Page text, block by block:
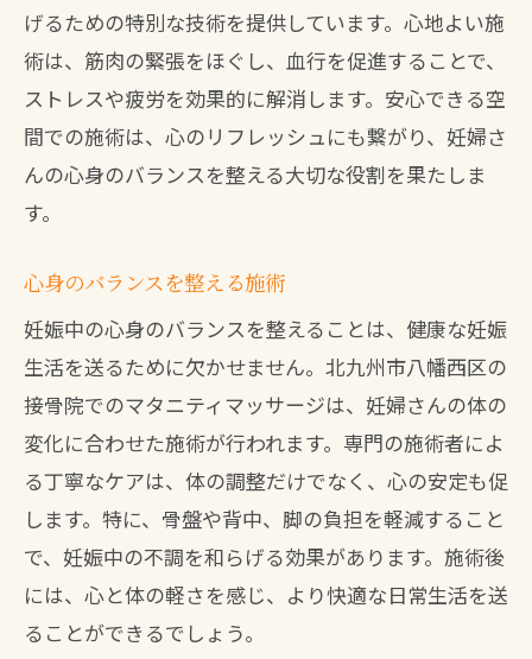
げるための特別な技術を提供しています。心地よい施
術は、筋肉の緊張をほぐし、血行を促進することで、
ストレスや疲労を効果的に解消します。安心できる空
間での施術は、心のリフレッシュにも繋がり、妊婦さ
んの心身のバランスを整える大切な役割を果たしま
す。
心身のバランスを整える施術
妊娠中の心身のバランスを整えることは、健康な妊娠
生活を送るために欠かせません。北九州市八幡西区の
接骨院でのマタニティマッサージは、妊婦さんの体の
変化に合わせた施術が行われます。専門の施術者によ
る丁寧なケアは、体の調整だけでなく、心の安定も促
します。特に、骨盤や背中、脚の負担を軽減すること
で、妊娠中の不調を和らげる効果があります。施術後
には、心と体の軽さを感じ、より快適な日常生活を送
ることができるでしょう。